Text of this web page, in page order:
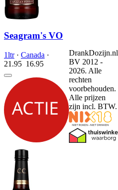
Seagram's VO
1ltr· Canada ·
21.95 16.95
DrankDozijn.nl
BV 2012 -
2026. Alle
rechten
voorbehouden.
Alle prijzen
zijn incl. BTW.